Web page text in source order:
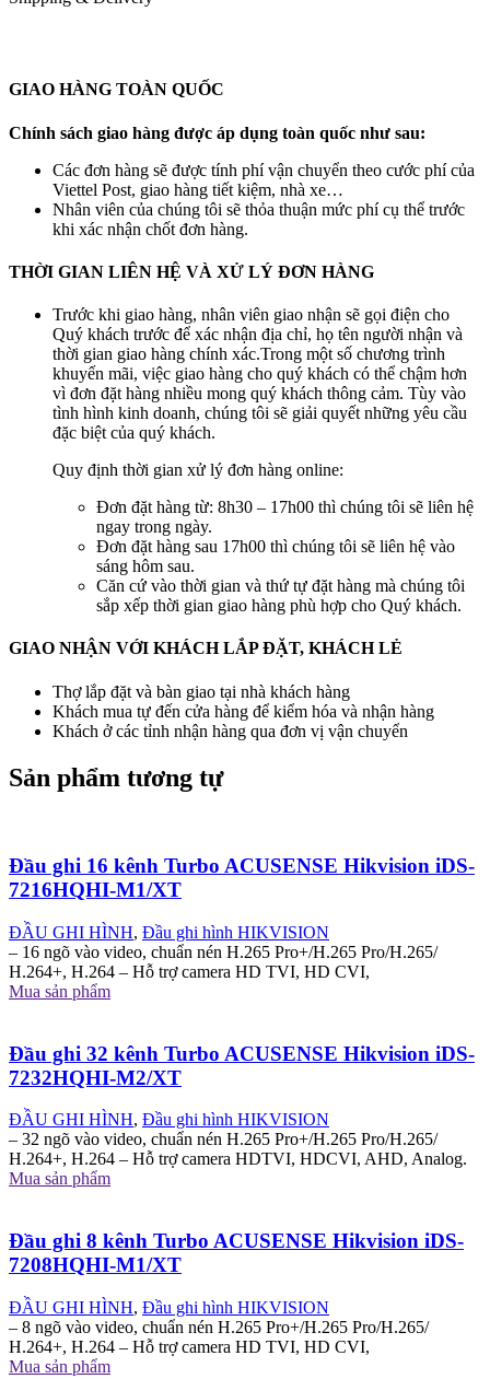
GIAO HÀNG TOÀN QUỐC
Chính sách giao hàng được áp dụng toàn quốc như sau:
Các đơn hàng sẽ được tính phí vận chuyển theo cước phí của
Viettel Post, giao hàng tiết kiệm, nhà xe…
Nhân viên của chúng tôi sẽ thỏa thuận mức phí cụ thể trước
khi xác nhận chốt đơn hàng.
THỜI GIAN LIÊN HỆ VÀ XỬ LÝ ĐƠN HÀNG
Trước khi giao hàng, nhân viên giao nhận sẽ gọi điện cho
Quý khách trước để xác nhận địa chỉ, họ tên người nhận và
thời gian giao hàng chính xác.Trong một số chương trình
khuyến mãi, việc giao hàng cho quý khách có thể chậm hơn
vì đơn đặt hàng nhiều mong quý khách thông cảm. Tùy vào
tình hình kinh doanh, chúng tôi sẽ giải quyết những yêu cầu
đặc biệt của quý khách.
Quy định thời gian xử lý đơn hàng online:
Đơn đặt hàng từ: 8h30 – 17h00 thì chúng tôi sẽ liên hệ
ngay trong ngày.
Đơn đặt hàng sau 17h00 thì chúng tôi sẽ liên hệ vào
sáng hôm sau.
Căn cứ vào thời gian và thứ tự đặt hàng mà chúng tôi
sắp xếp thời gian giao hàng phù hợp cho Quý khách.
GIAO NHẬN VỚI KHÁCH LẮP ĐẶT, KHÁCH LẺ
Thợ lắp đặt và bàn giao tại nhà khách hàng
Khách mua tự đến cửa hàng để kiểm hóa và nhận hàng
Khách ở các tỉnh nhận hàng qua đơn vị vận chuyển
Sản phẩm tương tự
Đầu ghi 16 kênh Turbo ACUSENSE Hikvision iDS-
7216HQHI-M1/XT
ĐẦU GHI HÌNH, Đầu ghi hình HIKVISION
– 16 ngõ vào video, chuẩn nén H.265 Pro+/H.265 Pro/H.265/
H.264+, H.264 – Hỗ trợ camera HD TVI, HD CVI,
Mua sản phẩm
Đầu ghi 32 kênh Turbo ACUSENSE Hikvision iDS-
7232HQHI-M2/XT
ĐẦU GHI HÌNH, Đầu ghi hình HIKVISION
– 32 ngõ vào video, chuẩn nén H.265 Pro+/H.265 Pro/H.265/
H.264+, H.264 – Hỗ trợ camera HDTVI, HDCVI, AHD, Analog.
Mua sản phẩm
Đầu ghi 8 kênh Turbo ACUSENSE Hikvision iDS-
7208HQHI-M1/XT
ĐẦU GHI HÌNH, Đầu ghi hình HIKVISION
– 8 ngõ vào video, chuẩn nén H.265 Pro+/H.265 Pro/H.265/
H.264+, H.264 – Hỗ trợ camera HD TVI, HD CVI,
Mua sản phẩm